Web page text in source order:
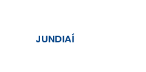
JUNDIAÍ